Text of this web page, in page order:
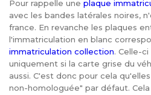
Pour rappelle une plaque
avec les bandes latérales noires,
france. En revanche les plaques
l'immatriculation en blanc
immatriculation collection. Celle-
uniquement si la carte grise du
aussi. C'est donc pour cela
non-homologuée" par défaut.